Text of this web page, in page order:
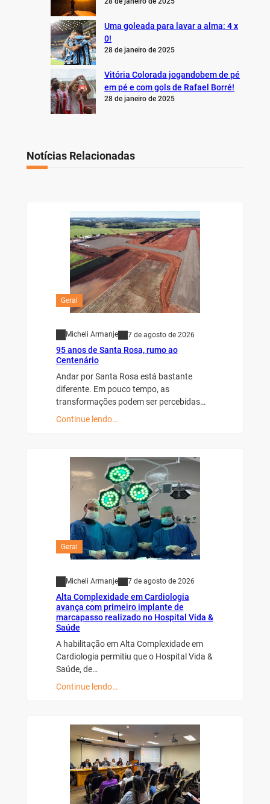
Uma goleada para lavar a alma: 4 x
0!
28 de janeiro de 2025
Vitória Colorada jogandobem de pé
em pé e com gols de Rafael Borré!
28 de janeiro de 2025
Notícias Relacionadas
Geral
Micheli Armanje 7 de agosto de 2026
95 anos de Santa Rosa, rumo ao
Centenário
Andar por Santa Rosa está bastante
diferente. Em pouco tempo, as
transformações podem ser percebidas…
Continue lendo…
Geral
Micheli Armanje 7 de agosto de 2026
Alta Complexidade em Cardiologia
avança com primeiro implante de
marcapasso realizado no Hospital Vida &
Saúde
A habilitação em Alta Complexidade em
Cardiologia permitiu que o Hospital Vida &
Saúde, de…
Continue lendo…